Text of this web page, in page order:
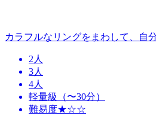
カラフルなリングをまわして、自
2人
3人
4人
軽量級（〜30分）
難易度★☆☆